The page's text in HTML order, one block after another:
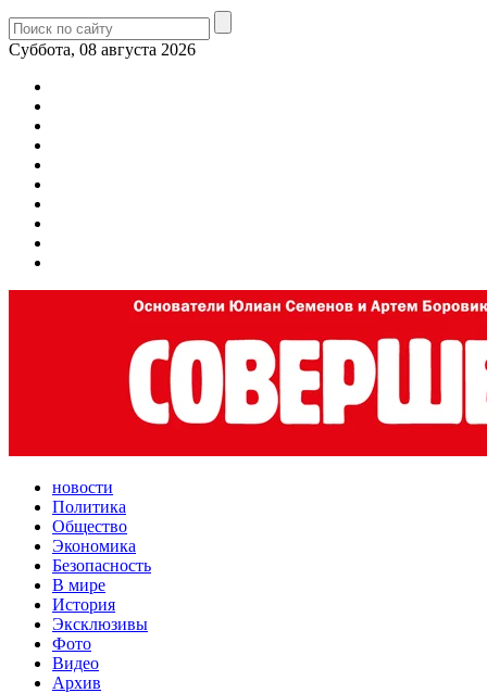
Суббота, 08 августа 2026
новости
Политика
Общество
Экономика
Безопасность
В мире
История
Эксклюзивы
Фото
Видео
Архив